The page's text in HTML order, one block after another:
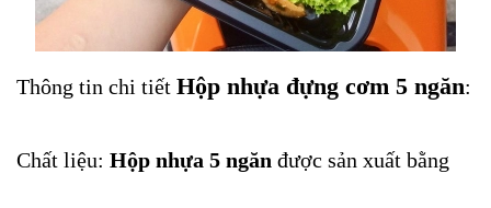
Thông tin chi tiết Hộp nhựa đựng cơm 5 ngăn:
Chất liệu: Hộp nhựa 5 ngăn được sản xuất bằng